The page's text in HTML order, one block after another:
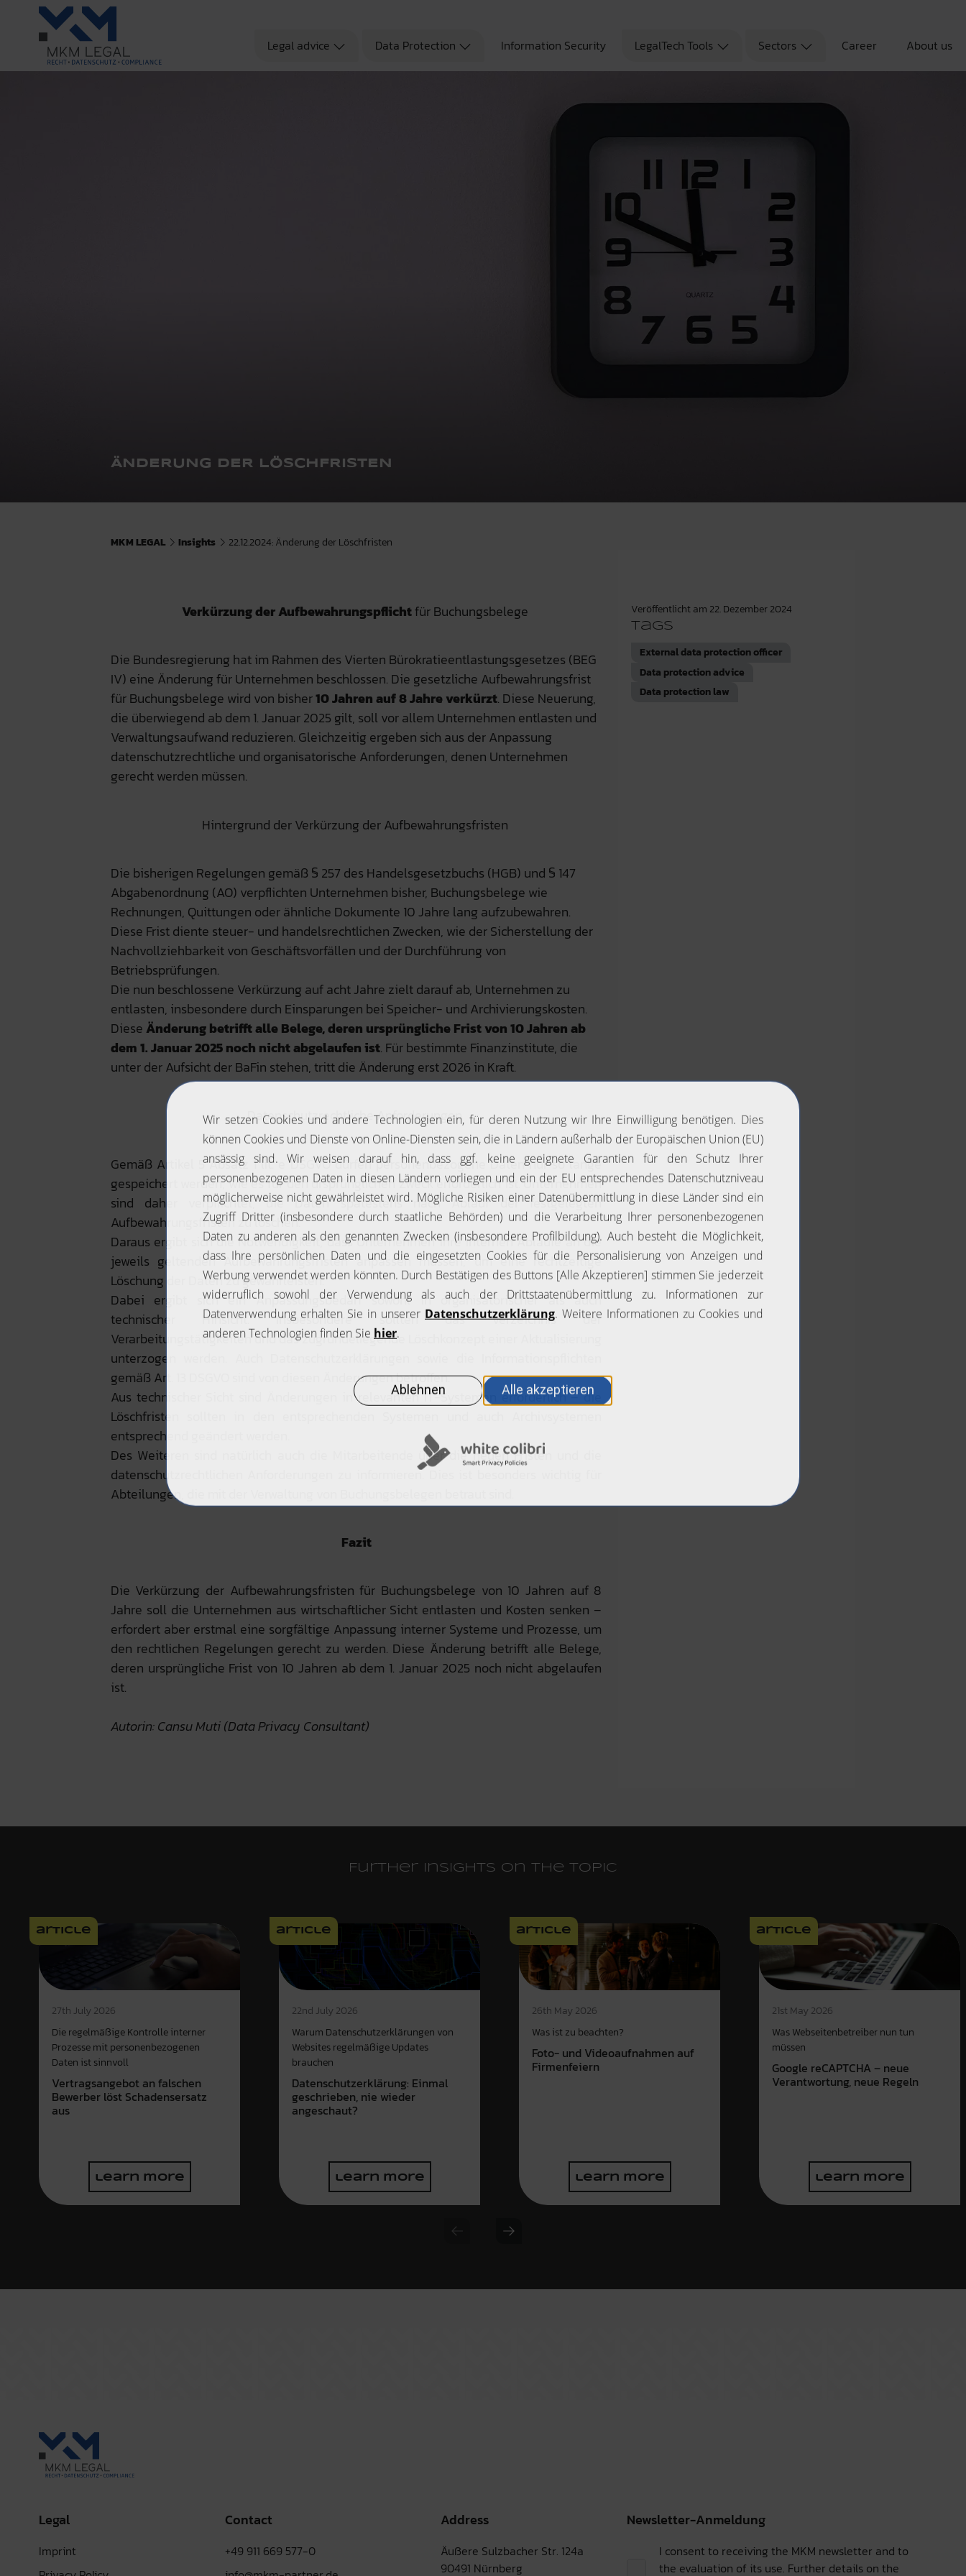
Legal advice Data Protection Information Security LegalTech Tools Sectors Career About us
ÄNDERUNG DER LÖSCHFRISTEN
MKM LEGAL Insights 22.12.2024: Änderung der Löschfristen
Verkürzung der Aufbewahrungspflichtfür Buchungsbelege
Die Bundesregierung hat im Rahmen des Vierten Bürokratieentlastungsgesetzes (BEG
IV) eine Änderung für Unternehmen beschlossen. Die gesetzliche Aufbewahrungsfrist
für Buchungsbelege wird von bisher10 Jahren auf 8 Jahre verkürzt. Diese Neuerung,
die überwiegend ab dem 1. Januar 2025 gilt, soll vor allem Unternehmen entlasten und
Verwaltungsaufwand reduzieren. Gleichzeitig ergeben sich aus der Anpassung
datenschutzrechtliche und organisatorische Anforderungen, denen Unternehmen
gerecht werden müssen.
Hintergrund der Verkürzung der Aufbewahrungsfristen
Die bisherigen Regelungen gemäß § 257 des Handelsgesetzbuchs (HGB) und § 147
Abgabenordnung (AO) verpflichten Unternehmen bisher, Buchungsbelege wie
Rechnungen, Quittungen oder ähnliche Dokumente 10 Jahre lang aufzubewahren.
Diese Frist diente steuer- und handelsrechtlichen Zwecken, wie der Sicherstellung der
Nachvollziehbarkeit von Geschäftsvorfällen und der Durchführung von
Betriebsprüfungen.
Die nun beschlossene Verkürzung auf acht Jahre zielt darauf ab, Unternehmen zu
entlasten, insbesondere durch Einsparungen bei Speicher- und Archivierungskosten.
Diese Änderung betrifft alle Belege, deren ursprüngliche Frist von 10 Jahren ab
dem 1. Januar 2025 noch nicht abgelaufen ist. Für bestimmte Finanzinstitute, die
unter der Aufsicht der BaFin stehen, tritt die Änderung erst 2026 in Kraft.
Datenschutzrechtliche Anforderungen
Gemäß Artikel 5 Absatz 1 lit. e DSGVO dürfen personenbezogene Daten nur so lange
gespeichert werden, wie es für den ursprünglichen Zweck erforderlich ist. Unternehmen
sind daher verpflichtet, die Daten spätestens nach Ablauf der festgelegten
Aufbewahrungsfristen zu löschen.
Daraus ergibt sich die Notwendigkeit, dass Unternehmen ihre internen Abläufe an die
jeweils geltenden Aufbewahrungsfristen anpassen müssen, um eine rechtzeitige
Löschung der Daten zu gewährleisten.
Dabei ergibt sich ein Anpassungsbedarf sowohl in organisatorischer als auch
technischer Hinsicht. Insbesondere sollten das Verzeichnis der
Verarbeitungstätigkeiten und das zugrundeliegende Löschkonzept einer Aktualisierung
unterzogen werden. Auch Datenschutzerklärungen sowie die Informationspflichten
gemäß Art. 13 DSGVO sind von diesen Änderungen betroffen.
Aus technischer Sicht sind Änderungen in relevanten IT-Systemen erforderlich – die
Löschfristen sollten in den entsprechenden Systemen und auch Archivsystemen
entsprechend geändert werden.
Des Weiteren sind natürlich auch die Mitarbeitende über die neuen Fristen und die
datenschutzrechtlichen Anforderungen zu informieren. Dies ist besonders wichtig für
Abteilungen, die mit der Verwaltung von Buchungsbelegen betraut sind.
Fazit
Die Verkürzung der Aufbewahrungsfristen für Buchungsbelege von 10 Jahren auf 8
Jahre soll die Unternehmen aus wirtschaftlicher Sicht entlasten und Kosten senken –
erfordert aber erstmal eine sorgfältige Anpassung interner Systeme und Prozesse, um
den rechtlichen Regelungen gerecht zu werden. Diese Änderung betrifft alle Belege,
deren ursprüngliche Frist von 10 Jahren ab dem 1. Januar 2025 noch nicht abgelaufen
ist.
Autorin: Cansu Muti (Data Privacy Consultant)
Veröffentlicht am 22. Dezember 2024
Tags
External data protection officer
Data protection advice
Data protection law
Further insights on the topic
article
27th July 2026
Die regelmäßige Kontrolle interner
Prozesse mit personenbezogenen
Daten ist sinnvoll
Vertragsangebot an falschen
Bewerber löst Schadensersatz
aus
learn more
article
22nd July 2026
Warum Datenschutzerklärungen von
Websites regelmäßige Updates
brauchen
Datenschutzerklärung: Einmal
geschrieben, nie wieder
angeschaut?
learn more
article
26th May 2026
Was ist zu beachten?
Foto- und Videoaufnahmen auf
Firmenfeiern
learn more
article
21st May 2026
Was Webseitenbetreiber nun tun
müssen
Google reCAPTCHA – neue
Verantwortung, neue Regeln
learn more
Previous slide
Next slide
Legal
Imprint
Contact
+49 911 669 577-0
Address
Äußere Sulzbacher Str. 124a
90491 Nürnberg
Newsletter-Anmeldung
I consent to receiving the MKM newsletter and to
the evaluation of its use. Further details on the